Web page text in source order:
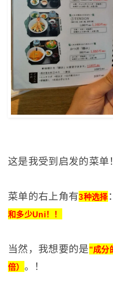
这是我受到启发的菜单
菜单的右上角有3种选择：
和多少Uni！ ！
当然， 我想要的是“成分
倍） 。 ！